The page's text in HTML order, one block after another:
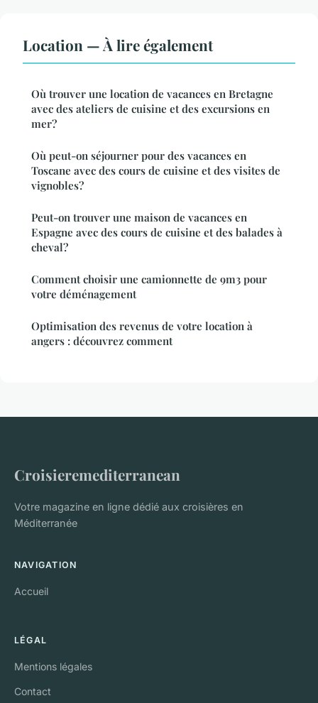
Location — À lire également
Où trouver une location de vacances en Bretagne
avec des ateliers de cuisine et des excursions en
mer?
Où peut-on séjourner pour des vacances en
Toscane avec des cours de cuisine et des visites de
vignobles?
Peut-on trouver une maison de vacances en
Espagne avec des cours de cuisine et des balades à
cheval?
Comment choisir une camionnette de 9m3 pour
votre déménagement
Optimisation des revenus de votre location à
angers : découvrez comment
Croisieremediterranean
Votre magazine en ligne dédié aux croisières en
Méditerranée
NAVIGATION
Accueil
LÉGAL
Mentions légales
Contact